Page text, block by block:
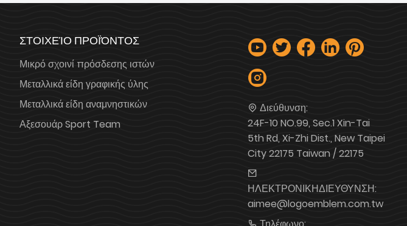
ΣΤΟΙΧΕΊΟ ΠΡΟΪΌΝΤΟΣ
Μικρό σχοινί πρόσδεσης ιστών
Μεταλλικά είδη γραφικής ύλης
Μεταλλικά είδη αναμνηστικών
Αξεσουάρ Sport Team
Διεύθυνση:
24F-10 NO.99, Sec.1 Xin-Tai
5th Rd, Xi-Zhi Dist., New Taipei
City 22175 Taiwan / 22175
ΗΛΕΚΤΡΟΝΙΚΗΔΙΕΥΘΥΝΣΗ:
aimee@logoemblem.com.tw